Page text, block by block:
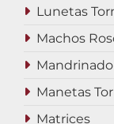
Lunetas
Machos
Mandrinado
Manetas
Matrices